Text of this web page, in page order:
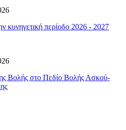
κυνηγετική περίοδο 2026 - 2027
Βολής στο Πεδίο Βολής Ασκού-